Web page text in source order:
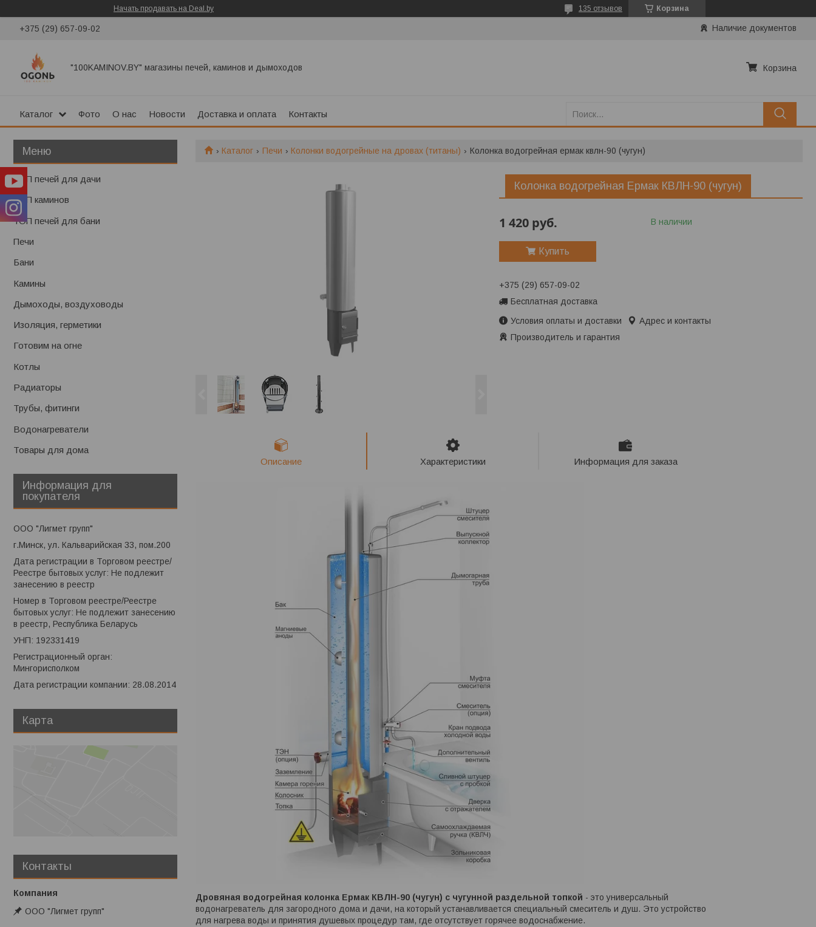
Начать продавать на Deal.by Корзина
135 отзывов
+375 (29) 657-09-02 Наличие документов
"100KAMINOV.BY" магазины печей, каминов и дымоходов Корзина
Каталог Фото О нас Новости Доставка и оплата Контакты
Каталог Печи Колонки водогрейные на дровах (титаны) Колонка водогрейная ермак квлн-90 (чугун)
Колонка водогрейная Ермак КВЛН-90 (чугун)
1 420 руб. В наличии
Купить
+375 (29) 657-09-02
Бесплатная доставка
Условия оплаты и доставки
Адрес и контакты
Производитель и гарантия
Описание Характеристики Информация для заказа
Дровяная водогрейная колонка Ермак КВЛН-90 (чугун) с чугунной раздельной топкой - это универсальный
водонагреватель для загородного дома и дачи, на который устанавливается специальный смеситель и душ. Это устройство
для нагрева воды и принятия душевых процедур там, где отсутствует горячее водоснабжение.
ТОП печей для дачи
ТОП каминов
ТОП печей для бани
Печи
Бани
Камины
Дымоходы, воздуховоды
Изоляция, герметики
Готовим на огне
Котлы
Радиаторы
Трубы, фитинги
Водонагреватели
Товары для дома
Информация для
покупателя
ООО "Лигмет групп"
г.Минск, ул. Кальварийская 33, пом.200
Дата регистрации в Торговом реестре/
Реестре бытовых услуг: Не подлежит
занесению в реестр
Номер в Торговом реестре/Реестре
бытовых услуг: Не подлежит занесению
в реестр, Республика Беларусь
УНП: 192331419
Регистрационный орган:
Мингорисполком
Дата регистрации компании: 28.08.2014
Карта
Контакты
ООО "Лигмет групп"